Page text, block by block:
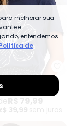
(Natural) em
Branca em
Malha de
39,99
melhorar sua
e
entendemos
Política de